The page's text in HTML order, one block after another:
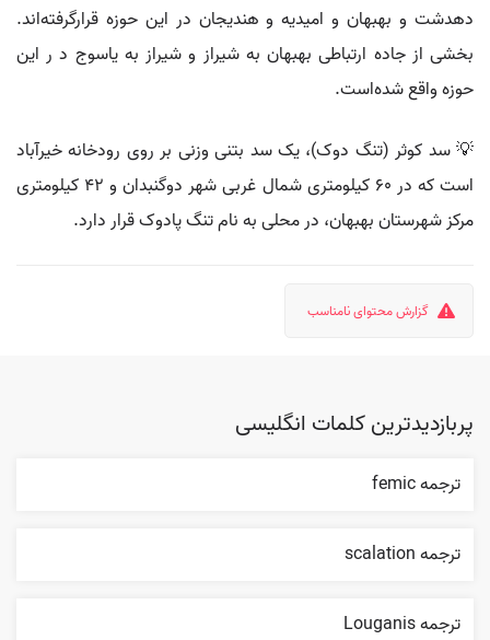
دهدشت و بهبهان و امیدیه و هندیجان در این حوزه قرارگرفته‌اند.
بخشی از جاده ارتباطی بهبهان به شیراز و شیراز به یاسوج د ر این
حوزه واقع شده‌است.
💡 سد کوثر (تنگ دوک)، یک سد بتنی وزنی بر روی رودخانه خیرآباد
است که در ۶۰ کیلومتری شمال غربی شهر دوگنبدان و ۴۲ کیلومتری
مرکز شهرستان بهبهان، در محلی به نام تنگ پادوک قرار دارد.
گزارش محتوای نامناسب
پربازدیدترین کلمات انگلیسی
ترجمه femic
ترجمه scalation
ترجمه Louganis